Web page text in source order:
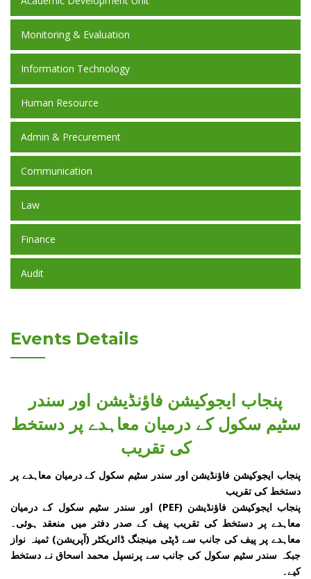
Monitoring & Evaluation
Information Technology
Human Resource
Admin & Precurement
Communication
Law
Finance
Audit
Events Details
پنجاب ایجوکیشن فاؤنڈیشن اور سندر
سٹیم سکول کے درمیان معاہدے پر دستخط
کی تقریب
پنجاب ایجوکیشن فاؤنڈیشن اور سندر سٹیم سکول کے درمیان معاہدے پر
دستخط کی تقریب
پنجاب ایجوکیشن فاؤنڈیشن (PEF) اور سندر سٹیم سکول کے درمیان
معاہدے پر دستخط کی تقریب پیف کے صدر دفتر میں منعقد ہوئی۔
معاہدے پر پیف کی جانب سے ڈپٹی مینجنگ ڈائریکٹر (آپریشن) ثمینہ نواز
جبکہ سندر سٹیم سکول کی جانب سے پرنسپل محمد اسحاق نے دستخط
کیے۔